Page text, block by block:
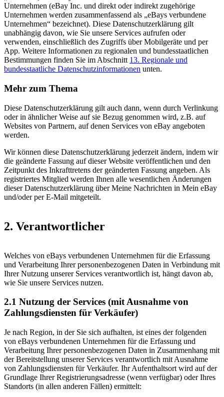
Unternehmen (eBay Inc. und direkt oder indirekt zugehörige
Unternehmen werden zusammenfassend als „eBays verbundene
Unternehmen“ bezeichnet). Diese Datenschutzerklärung gilt
unabhängig davon, wie Sie unsere Services aufrufen oder
verwenden, einschließlich des Zugriffs über Mobilgeräte und per
App. Weitere Informationen zu regionalen und bundesstaatlichen
Bestimmungen finden Sie im Abschnitt 13. Regionale und
bundesstaatliche Datenschutzinformationen unten.
Mehr zum Thema
Diese Datenschutzerklärung gilt auch dann, wenn durch Verlinkung
oder in ähnlicher Weise auf sie Bezug genommen wird, z.B. auf
Websites von Partnern, auf denen Services von eBay angeboten
werden.
Wir können diese Datenschutzerklärung jederzeit ändern, indem wir
die geänderte Fassung auf dieser Website veröffentlichen und den
Zeitpunkt des Inkrafttretens der geänderten Fassung angeben. Als
registriertes Mitglied werden Ihnen alle wesentlichen Änderungen
dieser Datenschutzerklärung über Meine Nachrichten in Mein eBay
und/oder per E-Mail mitgeteilt.
2. Verantwortlicher
Welches von eBays verbundenen Unternehmen für die Erfassung
und Verarbeitung Ihrer personenbezogenen Daten in Verbindung mit
Ihrer Nutzung unserer Services verantwortlich ist, hängt davon ab,
wie Sie unsere Services nutzen.
2.1 Nutzung der Services (mit Ausnahme von
Zahlungsdiensten für Verkäufer)
Je nach Region, in der Sie sich aufhalten, ist eines der folgenden
von eBays verbundenen Unternehmen für die Erfassung und
Verarbeitung Ihrer personenbezogenen Daten in Zusammenhang mit
der Bereitstellung unserer Services verantwortlich mit Ausnahme
von Zahlungsdiensten für Verkäufer. Ihr Aufenthaltsort wird auf der
Grundlage Ihrer Registrierungsadresse (wenn verfügbar) oder Ihres
Standorts (in allen anderen Fällen) ermittelt: